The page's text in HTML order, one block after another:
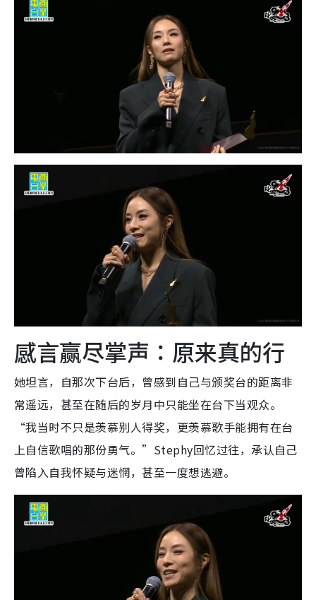
感言赢尽掌声：原来真的行
她坦言，自那次下台后，曾感到自己与颁奖台的距离非
常遥远，甚至在随后的岁月中只能坐在台下当观众。
“我当时不只是羡慕别人得奖，更羡慕歌手能拥有在台
上自信歌唱的那份勇气。”Stephy回忆过往，承认自己
曾陷入自我怀疑与迷惘，甚至一度想逃避。